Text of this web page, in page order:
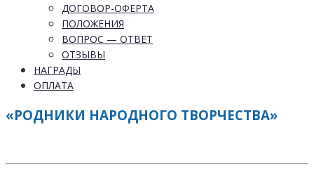
ДОГОВОР-ОФЕРТА
ПОЛОЖЕНИЯ
ВОПРОС — ОТВЕТ
ОТЗЫВЫ
НАГРАДЫ
ОПЛАТА
«РОДНИКИ НАРОДНОГО ТВОРЧЕСТВА»